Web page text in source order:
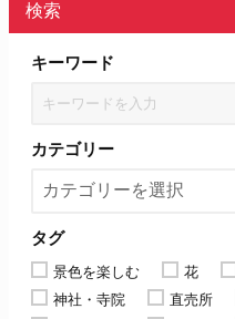
検索
キーワード
カテゴリー
タグ
景色を楽しむ 花
神社・寺院
直売所